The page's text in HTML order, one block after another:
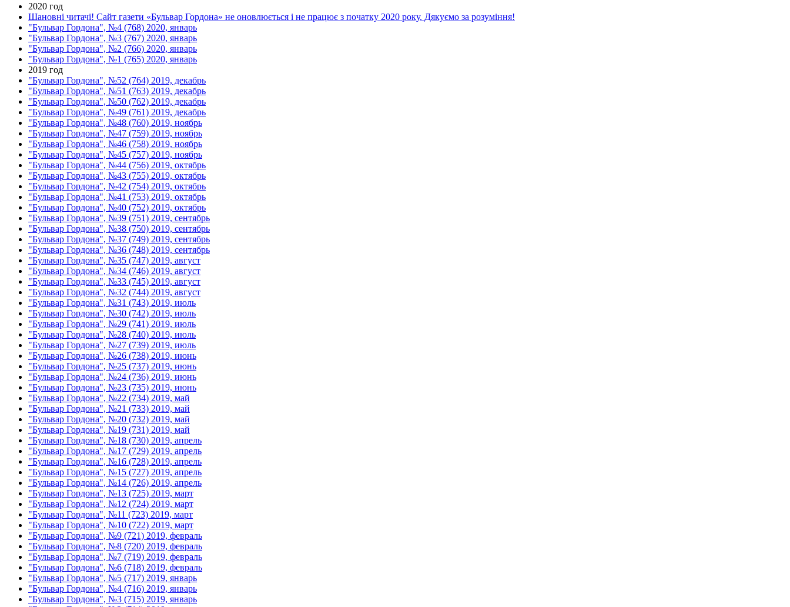
2020 год
Шановні читачі! Сайт газети «Бульвар Гордона» не оновлюється і не працює з початку 2020 року. Дякуємо за розуміння!
"Бульвар Гордона", №4 (768) 2020, январь
"Бульвар Гордона", №3 (767) 2020, январь
"Бульвар Гордона", №2 (766) 2020, январь
"Бульвар Гордона", №1 (765) 2020, январь
2019 год
"Бульвар Гордона", №52 (764) 2019, декабрь
"Бульвар Гордона", №51 (763) 2019, декабрь
"Бульвар Гордона", №50 (762) 2019, декабрь
"Бульвар Гордона", №49 (761) 2019, декабрь
"Бульвар Гордона", №48 (760) 2019, ноябрь
"Бульвар Гордона", №47 (759) 2019, ноябрь
"Бульвар Гордона", №46 (758) 2019, ноябрь
"Бульвар Гордона", №45 (757) 2019, ноябрь
"Бульвар Гордона", №44 (756) 2019, октябрь
"Бульвар Гордона", №43 (755) 2019, октябрь
"Бульвар Гордона", №42 (754) 2019, октябрь
"Бульвар Гордона", №41 (753) 2019, октябрь
"Бульвар Гордона", №40 (752) 2019, октябрь
"Бульвар Гордона", №39 (751) 2019, сентябрь
"Бульвар Гордона", №38 (750) 2019, сентябрь
"Бульвар Гордона", №37 (749) 2019, сентябрь
"Бульвар Гордона", №36 (748) 2019, сентябрь
"Бульвар Гордона", №35 (747) 2019, август
"Бульвар Гордона", №34 (746) 2019, август
"Бульвар Гордона", №33 (745) 2019, август
"Бульвар Гордона", №32 (744) 2019, август
"Бульвар Гордона", №31 (743) 2019, июль
"Бульвар Гордона", №30 (742) 2019, июль
"Бульвар Гордона", №29 (741) 2019, июль
"Бульвар Гордона", №28 (740) 2019, июль
"Бульвар Гордона", №27 (739) 2019, июль
"Бульвар Гордона", №26 (738) 2019, июнь
"Бульвар Гордона", №25 (737) 2019, июнь
"Бульвар Гордона", №24 (736) 2019, июнь
"Бульвар Гордона", №23 (735) 2019, июнь
"Бульвар Гордона", №22 (734) 2019, май
"Бульвар Гордона", №21 (733) 2019, май
"Бульвар Гордона", №20 (732) 2019, май
"Бульвар Гордона", №19 (731) 2019, май
"Бульвар Гордона", №18 (730) 2019, апрель
"Бульвар Гордона", №17 (729) 2019, апрель
"Бульвар Гордона", №16 (728) 2019, апрель
"Бульвар Гордона", №15 (727) 2019, апрель
"Бульвар Гордона", №14 (726) 2019, апрель
"Бульвар Гордона", №13 (725) 2019, март
"Бульвар Гордона", №12 (724) 2019, март
"Бульвар Гордона", №11 (723) 2019, март
"Бульвар Гордона", №10 (722) 2019, март
"Бульвар Гордона", №9 (721) 2019, февраль
"Бульвар Гордона", №8 (720) 2019, февраль
"Бульвар Гордона", №7 (719) 2019, февраль
"Бульвар Гордона", №6 (718) 2019, февраль
"Бульвар Гордона", №5 (717) 2019, январь
"Бульвар Гордона", №4 (716) 2019, январь
"Бульвар Гордона", №3 (715) 2019, январь